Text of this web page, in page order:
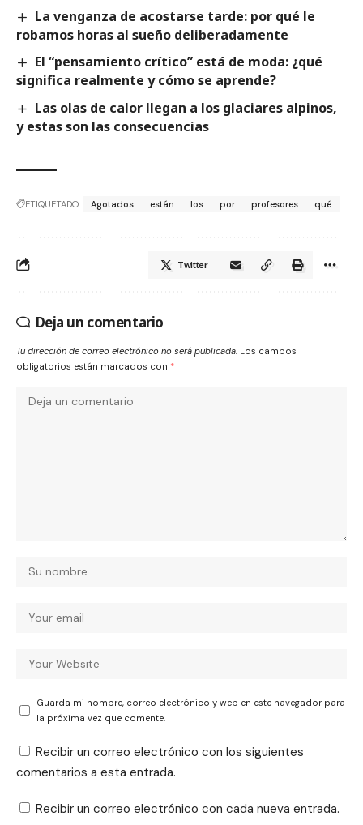
La venganza de acostarse tarde: por qué le
robamos horas al sueño deliberadamente
El “pensamiento crítico” está de moda: ¿qué
significa realmente y cómo se aprende?
Las olas de calor llegan a los glaciares alpinos,
y estas son las consecuencias
ETIQUETADO: Agotados están los por profesores qué
Twitter
Deja un comentario
Tu dirección de correo electrónico no será publicada. Los campos
obligatorios están marcados con *
Guarda mi nombre, correo electrónico y web en este navegador para
la próxima vez que comente.
Recibir un correo electrónico con los siguientes
comentarios a esta entrada.
Recibir un correo electrónico con cada nueva entrada.